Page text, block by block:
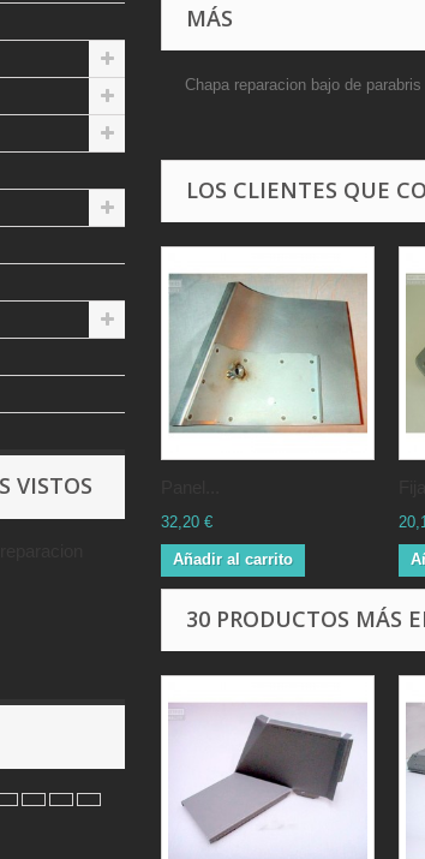
VISTOS
MÁS
Chapa reparacion bajo de parabris
LOS CLIENTES QUE
32,20 €
Añadir al carrito
30 PRODUCTOS MÁS